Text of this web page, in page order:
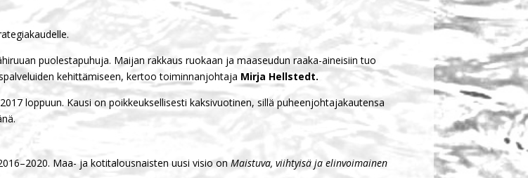
puolestapuhuja. Maijan rakkaus ruokaan ja maaseudun raaka-aineisiin tuo
kehittämiseen, kertoo toiminnanjohtaja Mirja Hellstedt.
loppuun. Kausi on poikkeuksellisesti kaksivuotinen, sillä puheenjohtajakautensa
Maa- ja kotitalousnaisten uusi visio onMaistuva, viihtyisä ja elinvoimainen